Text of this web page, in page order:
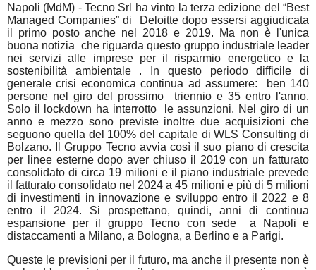
Napoli (MdM) - Tecno Srl
ha vinto la terza edizione del “Best
Managed Companies” di
Deloitte dopo essersi aggiudicata
il primo posto anche nel 2018 e 2019. Ma non è l'unica
buona notizia che riguarda questo gruppo industriale leader
nei servizi alle imprese per il risparmio energetico e la
sostenibilità ambientale . In questo periodo difficile di
generale crisi economica continua ad assumere:
ben 140
persone nel giro del prossimo
triennio e 35 entro l'anno.
Solo il lockdown ha interrotto
le assunzioni. Nel giro di un
anno e mezzo sono previste inoltre due acquisizioni che
seguono quella del 100% del capitale di WLS Consulting di
Bolzano. Il Gruppo Tecno avvia così il suo piano di crescita
per linee esterne dopo aver chiuso il 2019 con un fatturato
consolidato di circa 19 milioni e il piano industriale prevede
il fatturato consolidato nel 2024 a 45 milioni e più di 5 milioni
di investimenti in innovazione e sviluppo entro il 2022 e 8
entro il 2024. Si prospettano, quindi, anni di continua
espansione per il gruppo Tecno con sede
a Napoli e
distaccamenti a Milano, a Bologna, a Berlino e a Parigi.
Queste le previsioni per il futuro, ma anche il presente non è